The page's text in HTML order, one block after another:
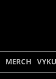
MERCH